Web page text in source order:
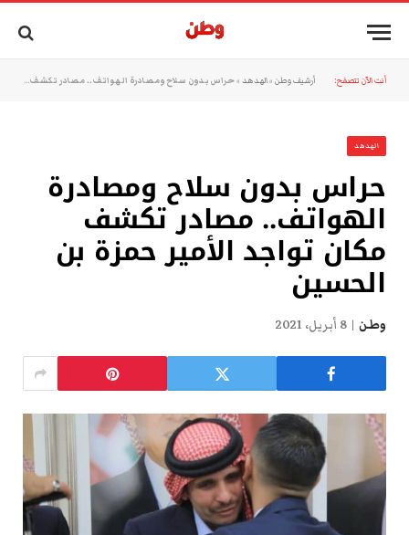
أنت الآن تتصفح: أرشيف وطن »الهدهد »حراس بدون سلاح ومصادرة الهواتف.. مصادر تكشف مكان تواجد الأمير حمزة بن الحسين
الهدهد
حراس بدون سلاح ومصادرة
الهواتف.. مصادر تكشف
مكان تواجد الأمير حمزة بن
الحسين
وطن 8 أبريل، 2021